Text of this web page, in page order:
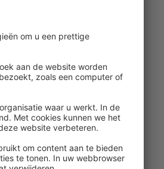
en
houdt ook
te
en laten
Wetten